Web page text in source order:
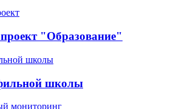
"Образование"
школы